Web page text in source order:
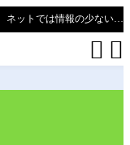
みゅうが撮影した写真を紹介するホームページです。ネットでは情報の少ない、新潟県、魚沼只見線の撮影ポイントの紹介があります（必見）。
 